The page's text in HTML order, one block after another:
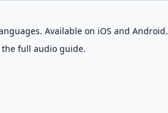
Available on iOS and Android.
the full audio guide.